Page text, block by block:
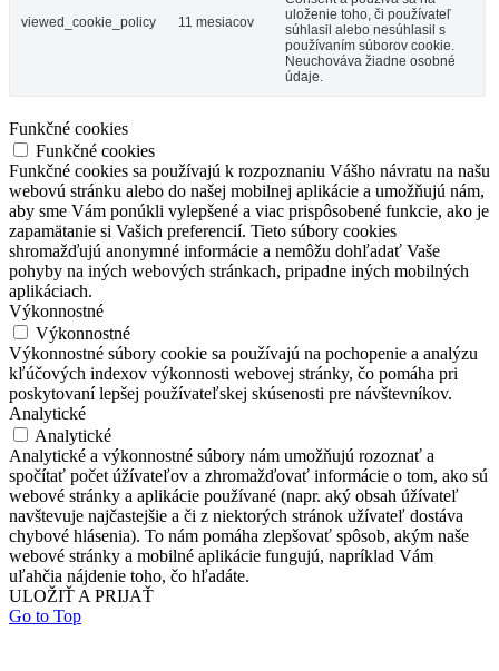
viewed_cookie_policy 11 mesiacov
uloženie toho, či používateľ
súhlasil alebo nesúhlasil s
používaním súborov cookie.
Neuchováva žiadne osobné
údaje.
Funkčné cookies
Funkčné cookies
Funkčné cookies sa používajú k rozpoznaniu Vášho návratu na našu
webovú stránku alebo do našej mobilnej aplikácie a umožňujú nám,
aby sme Vám ponúkli vylepšené a viac prispôsobené funkcie, ako je
zapamätanie si Vašich preferencií. Tieto súbory cookies
shromažďujú anonymné informácie a nemôžu dohľadať Vaše
pohyby na iných webových stránkach, pripadne iných mobilných
aplikáciach.
Výkonnostné
Výkonnostné
Výkonnostné súbory cookie sa používajú na pochopenie a analýzu
kľúčových indexov výkonnosti webovej stránky, čo pomáha pri
poskytovaní lepšej používateľskej skúsenosti pre návštevníkov.
Analytické
Analytické
Analytické a výkonnostné súbory nám umožňujú rozoznať a
spočítať počet úžívateľov a zhromažďovať informácie o tom, ako sú
webové stránky a aplikácie používané (napr. aký obsah úžívateľ
navštevuje najčastejšie a či z niektorých stránok užívateľ dostáva
chybové hlásenia). To nám pomáha zlepšovať spôsob, akým naše
webové stránky a mobilné aplikácie fungujú, napríklad Vám
uľahčia nájdenie toho, čo hľadáte.
ULOŽIŤ A PRIJAŤ
Go to Top